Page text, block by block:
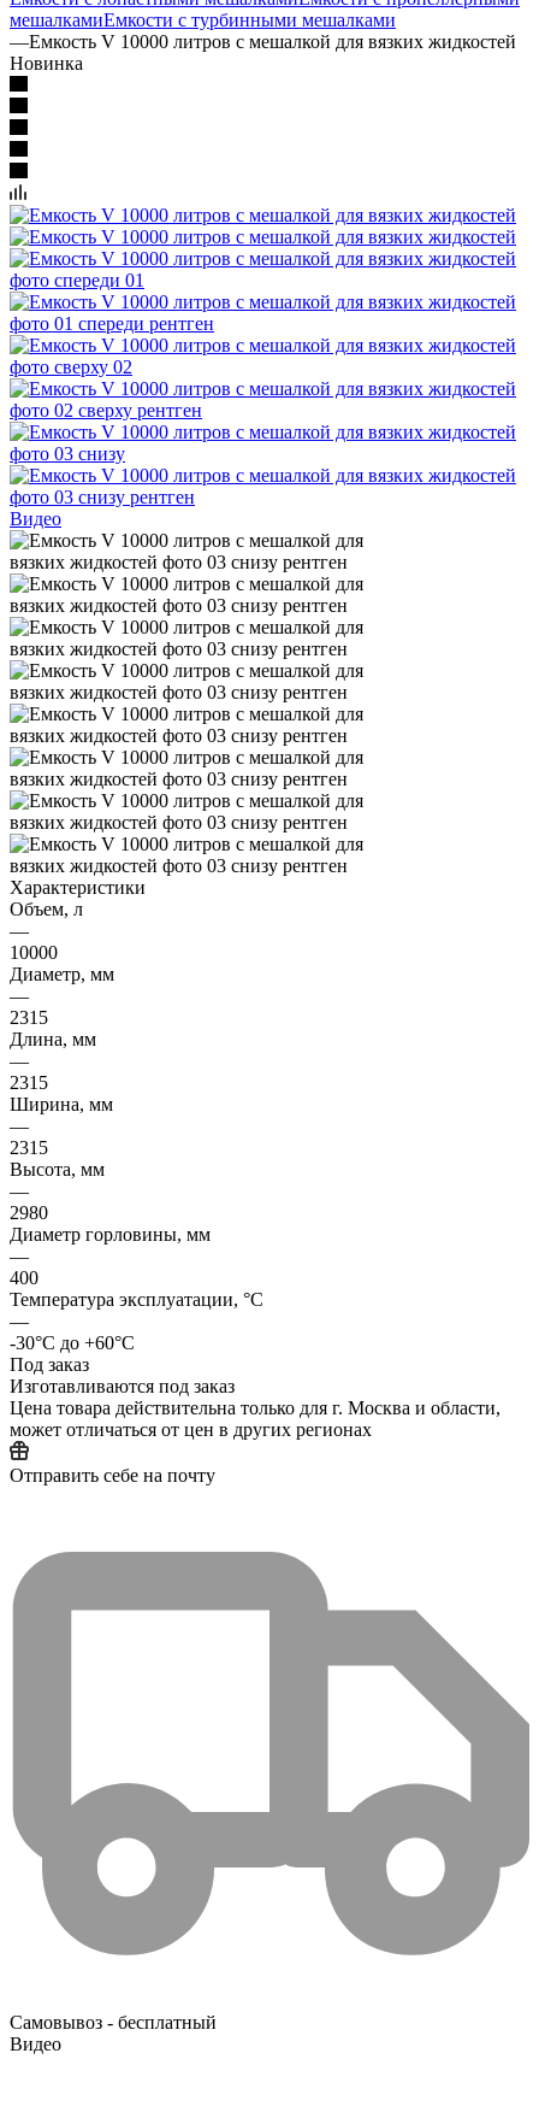
мешалкамиЕмкости с турбинными мешалками
—Емкость V 10000 литров с мешалкой для вязких жидкостей
Новинка
Видео
Характеристики
Объем, л
—
10000
Диаметр, мм
—
2315
Длина, мм
—
2315
Ширина, мм
—
2315
Высота, мм
—
2980
Диаметр горловины, мм
—
400
Температура эксплуатации, °C
—
-30°C до +60°C
Под заказ
Изготавливаются под заказ
Цена товара действительна только для г. Москва и области,
может отличаться от цен в других регионах
Отправить себе на почту
Самовывоз - бесплатный
Видео